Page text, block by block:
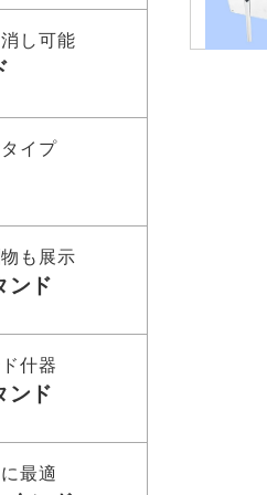
し可能
イプ
も展示
ンド
什器
ンド
最適